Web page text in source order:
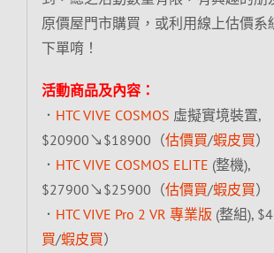
原價屋門市購買，或利用線上估價系
下單唷！
活動商品及內容：
． HTC VIVE COSMOS 虛擬實境裝置,
$20900↘$18900（估價買/蝦皮買）
． HTC VIVE COSMOS ELITE (整機),
$27900↘$25900（估價買/蝦皮買）
． HTC VIVE Pro 2 VR 專業版 (整組),
買/蝦皮買）